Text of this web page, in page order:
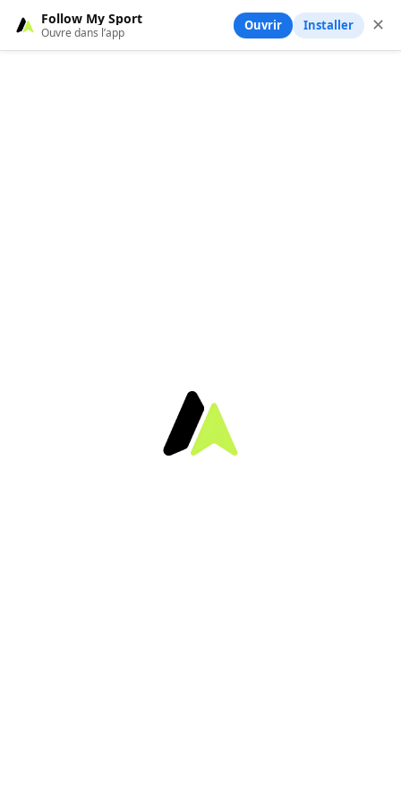
Follow My Sport
Ouvre dans l’app Ouvrir Installer ✕